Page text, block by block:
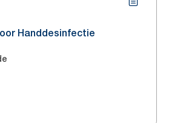
Handdesinfectie